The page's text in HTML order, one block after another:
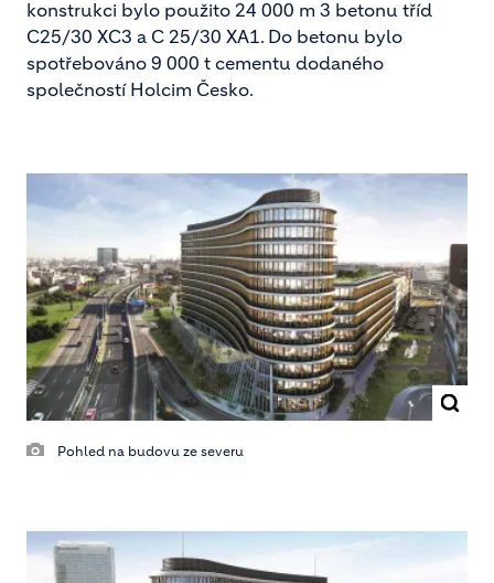
konstrukci bylo použito 24 000 m 3 betonu tříd
C25/30 XC3 a C 25/30 XA1. Do betonu bylo
spotřebováno 9 000 t cementu dodaného
společností Holcim Česko.
Pohled na budovu ze severu